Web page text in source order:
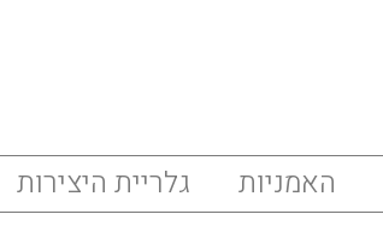
האמניות גלריית היצירות